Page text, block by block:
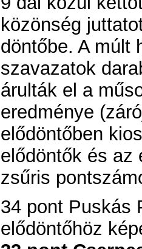
közönség
döntőbe. A múlt
szavazatok
árulták el a
eredménye
elődöntőben
elődöntők és az
zsűris
34 pont Puskás
elődöntőhöz